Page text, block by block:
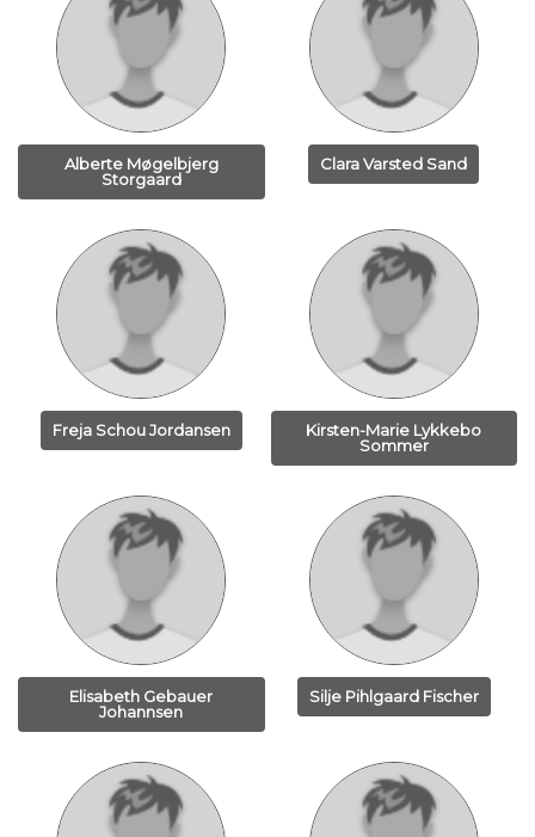
Alberte Møgelbjerg
Storgaard
Clara Varsted Sand
Freja Schou Jordansen
Kirsten-Marie Lykkebo
Sommer
Elisabeth Gebauer
Johannsen
Silje Pihlgaard Fischer